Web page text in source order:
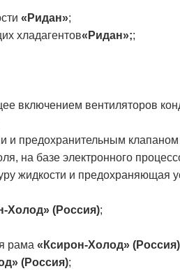
«Ридан»;
хладагентов«Ридан»;;
включением вентиляторов
и предохранительным
на базе электронного
жидкости и предохраняющая
Холод» (Россия);
рама «Ксирон-Холод» (Россия)
(Россия);